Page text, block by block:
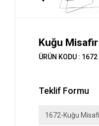
Kuğu
ÜRÜN KODU : 1672
Teklif Formu